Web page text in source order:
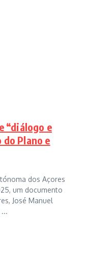
“diálogo e
Plano e
dos Açores
um documento
José Manuel